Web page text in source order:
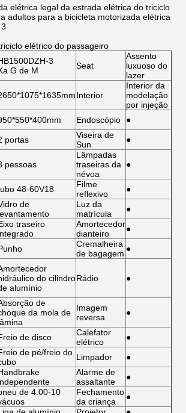
elétrica legal da estrada elétrica do triciclo
adultos para a bicicleta motorizada elétrica
elétrico do passageiro
3
G de M
Seat
Assento
luxuoso do
lazer
Interior
Interior da
modelação
por injeção
Endoscópio
●
portas
Viseira de
Sun
●
pessoas
Lâmpadas
traseiras da
névoa
●
48-60V18
Filme
reflexivo
●
de
Luz da
matrícula
●
traseiro
Amortecedor
dianteiro
●
Cremalheira
de bagagem ●
do cilindro
alumínio
Rádio ●
de
da mola de
Imagem
reversa
●
de disco
Calefator
elétrico
●
de pé/freio do Limpador
●
Alarme de
assaltante
●
de 4.00-10
Fechamento
da criança
●